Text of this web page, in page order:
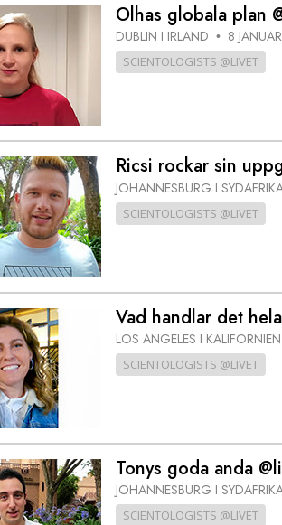
Olhas globala plan
DUBLIN I IRLAND • 8
SCIENTOLOGISTS @LIVET
Ricsi rockar sin
JOHANNESBURG I
SCIENTOLOGISTS @LIVET
Vad handlar det
LOS ANGELES I KALIFORNIEN
SCIENTOLOGISTS @LIVET
Tonys goda anda
JOHANNESBURG I
SCIENTOLOGISTS @LIVET